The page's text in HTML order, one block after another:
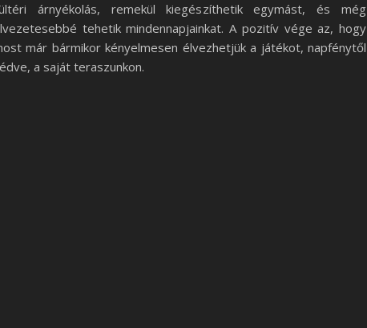
árnyékolás, remekül kiegészíthetik egymást, és még
tehetik mindennapjainkat. A pozitív vége az, hogy
már bármikor kényelmesen élvezhetjük a játékot, napfénytől
a saját teraszunkon.